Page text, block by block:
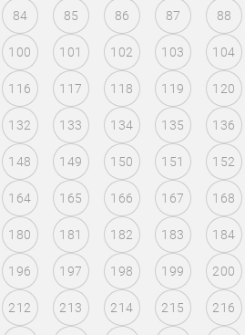
84 85 86 87 88
100 101 102 103 104
116 117 118 119 120
132 133 134 135 136
148 149 150 151 152
164 165 166 167 168
180 181 182 183 184
196 197 198 199 200
212 213 214 215 216